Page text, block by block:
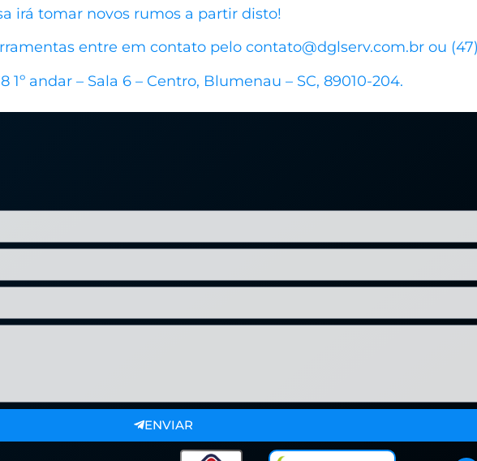
irá tomar novos rumos a partir disto!
entre em contato pelo contato@dglserv.com.br ou (47)
andar – Sala 6 – Centro, Blumenau – SC, 89010-204.
ENVIAR